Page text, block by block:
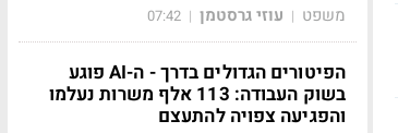
משפט | עוזי גרסטמן |
07:42
הפיטורים הגדולים בדרך - ה-AI פוגע
בשוק העבודה: 113 אלף משרות נעלמו
והפגיעה צפויה להתעצם